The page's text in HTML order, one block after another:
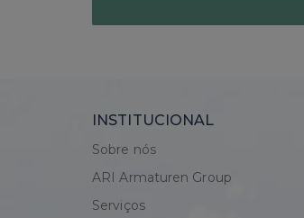
INSTITUCIONAL
Sobre nós
ARI Armaturen Group
Serviços